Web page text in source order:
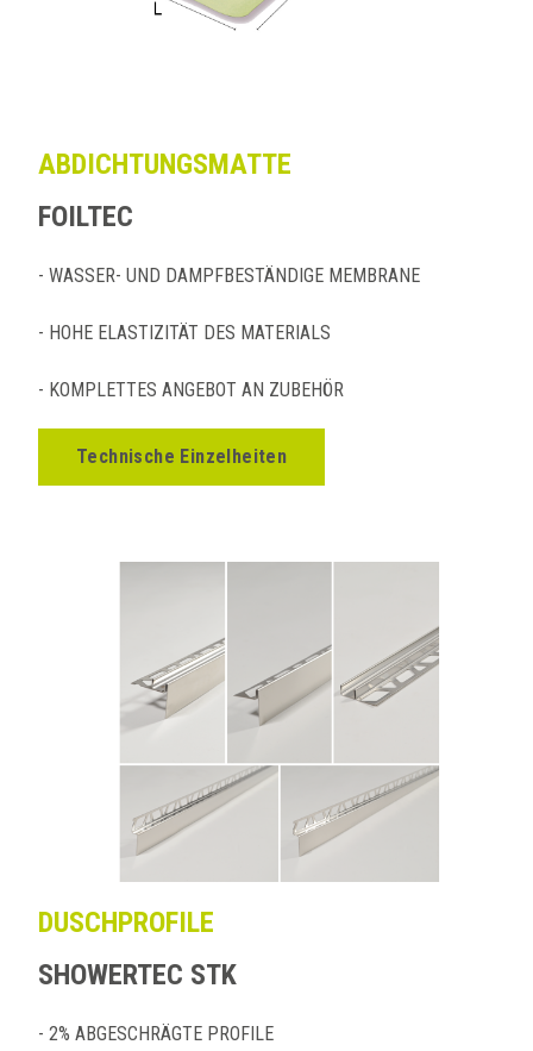
ABDICHTUNGSMATTE
FOILTEC
- WASSER- UND DAMPFBESTÄNDIGE MEMBRANE
- HOHE ELASTIZITÄT DES MATERIALS
- KOMPLETTES ANGEBOT AN ZUBEHÖR
Technische Einzelheiten
DUSCHPROFILE
SHOWERTEC STK
- 2% ABGESCHRÄGTE PROFILE